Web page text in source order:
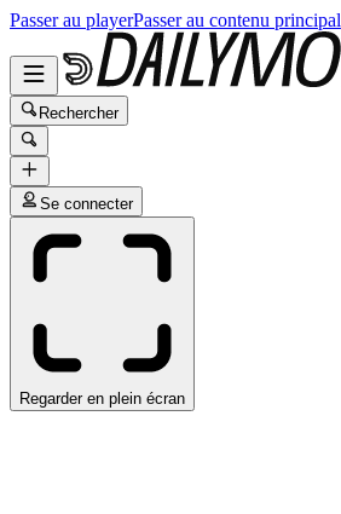
Passer au playerPasser au contenu principal
Rechercher
Se connecter
Regarder en plein écran